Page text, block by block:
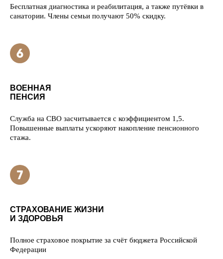
Бесплатная диагностика и реабилитация, а также путёвки в
санатории. Члены семьи получают 50% скидку.
ВОЕННАЯ
ПЕНСИЯ
Служба на СВО засчитывается с коэффициентом 1,5.
Повышенные выплаты ускоряют накопление пенсионного
стажа.
СТРАХОВАНИЕ ЖИЗНИ
И ЗДОРОВЬЯ
Полное страховое покрытие за счёт бюджета Российской
Федерации